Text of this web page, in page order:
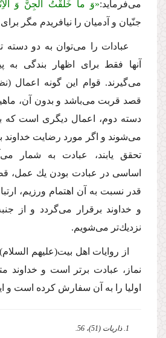
مى‌فرماید:«وَ ما خَلَقْتُ الْجِنَّ وَ
جنّیان و آدمیان را نیافریدم مگر
عبادات را مى‌توان به دو دسته
آنها فقط براى اظهار بندگى
مى‌گیرند. قوام این گونه اعمال
قصد قربت مى‌باشد و بدون آن،
دسته دوم، اعمال دیگرى است كه
مى‌شوند و اگر مورد رضایت خداوند
تحقق یابند، عبادت به شمار
اساسى در عبادت بودن یك عمل،
قدر نسبت به آن اهتمام ورزیم،
و خداوند برقرار مى‌گردد و از
نزدیك‌تر مى‌شویم.
از روایات اهل بیت(علیهم السلام)
نماز، عبادت برتر است و خداوند
اولیا را به آن سفارش كرده است و
1. ذاریات (51)، 56.